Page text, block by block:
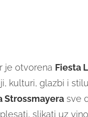
je otvorena Fiesta
kulturi, glazbi i
Strossmayerasve
slikati uz